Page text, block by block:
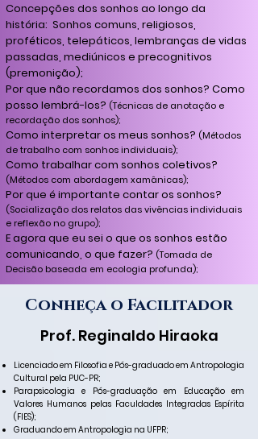
Concepções dos sonhos ao longo da
história: Sonhos comuns, religiosos,
proféticos, telepáticos, lembranças de vidas
passadas, mediúnicos e precognitivos
(premonição);
Por que não recordamos dos sonhos? Como
posso lembrá-los? (Técnicas de anotação e
recordação dos sonhos);
Como interpretar os meus sonhos? (Métodos
de trabalho com sonhos individuais);
Como trabalhar com sonhos coletivos?
(Métodos com abordagem xamânicas);
Por que é importante contar os sonhos?
(Socialização dos relatos das vivências individuais
e reflexão no grupo);
E agora que eu sei o que os sonhos estão
comunicando, o que fazer? (Tomada de
Decisão baseada em ecologia profunda);
Conheça o Facilitador
Prof. Reginaldo Hiraoka
Licenciado em Filosofia e Pós-graduado em Antropologia
Cultural pela PUC-PR;
Parapsicologia e Pós-graduação em Educação em
Valores Humanos pelas Faculdades Integradas Espírita
(FIES);
Graduando em Antropologia na UFPR;